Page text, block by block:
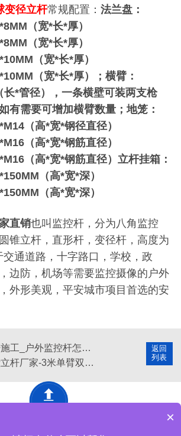
变径立杆常规配置： 法兰盘：
（宽*长*厚）
（宽*长*厚）
（宽*长*厚）
（宽*长*厚）；横臂：
长*管径），一条横壁可装两支枪
有需要可增加横臂数量；地笼：
（高*宽*钢径直径）
（高*宽*钢筋直径）
（高*宽*钢筋直径）立杆挂箱：
（高*宽*深）
（高*宽*深）
直销也叫监控杆，分为八角监控
锥立杆，直形杆，变径杆，高度为
通道路，十字路口，学校，政
边防，机场等需要监控摄像的户外
外形美观，平安城市项目首选的安
返回
列表
监控立杆施工_户外监控杆怎样安装要求标准
道路监控立杆厂家-3米单臂双枪变径立杆定制加工图纸
络设备有限公司 版权所有
×